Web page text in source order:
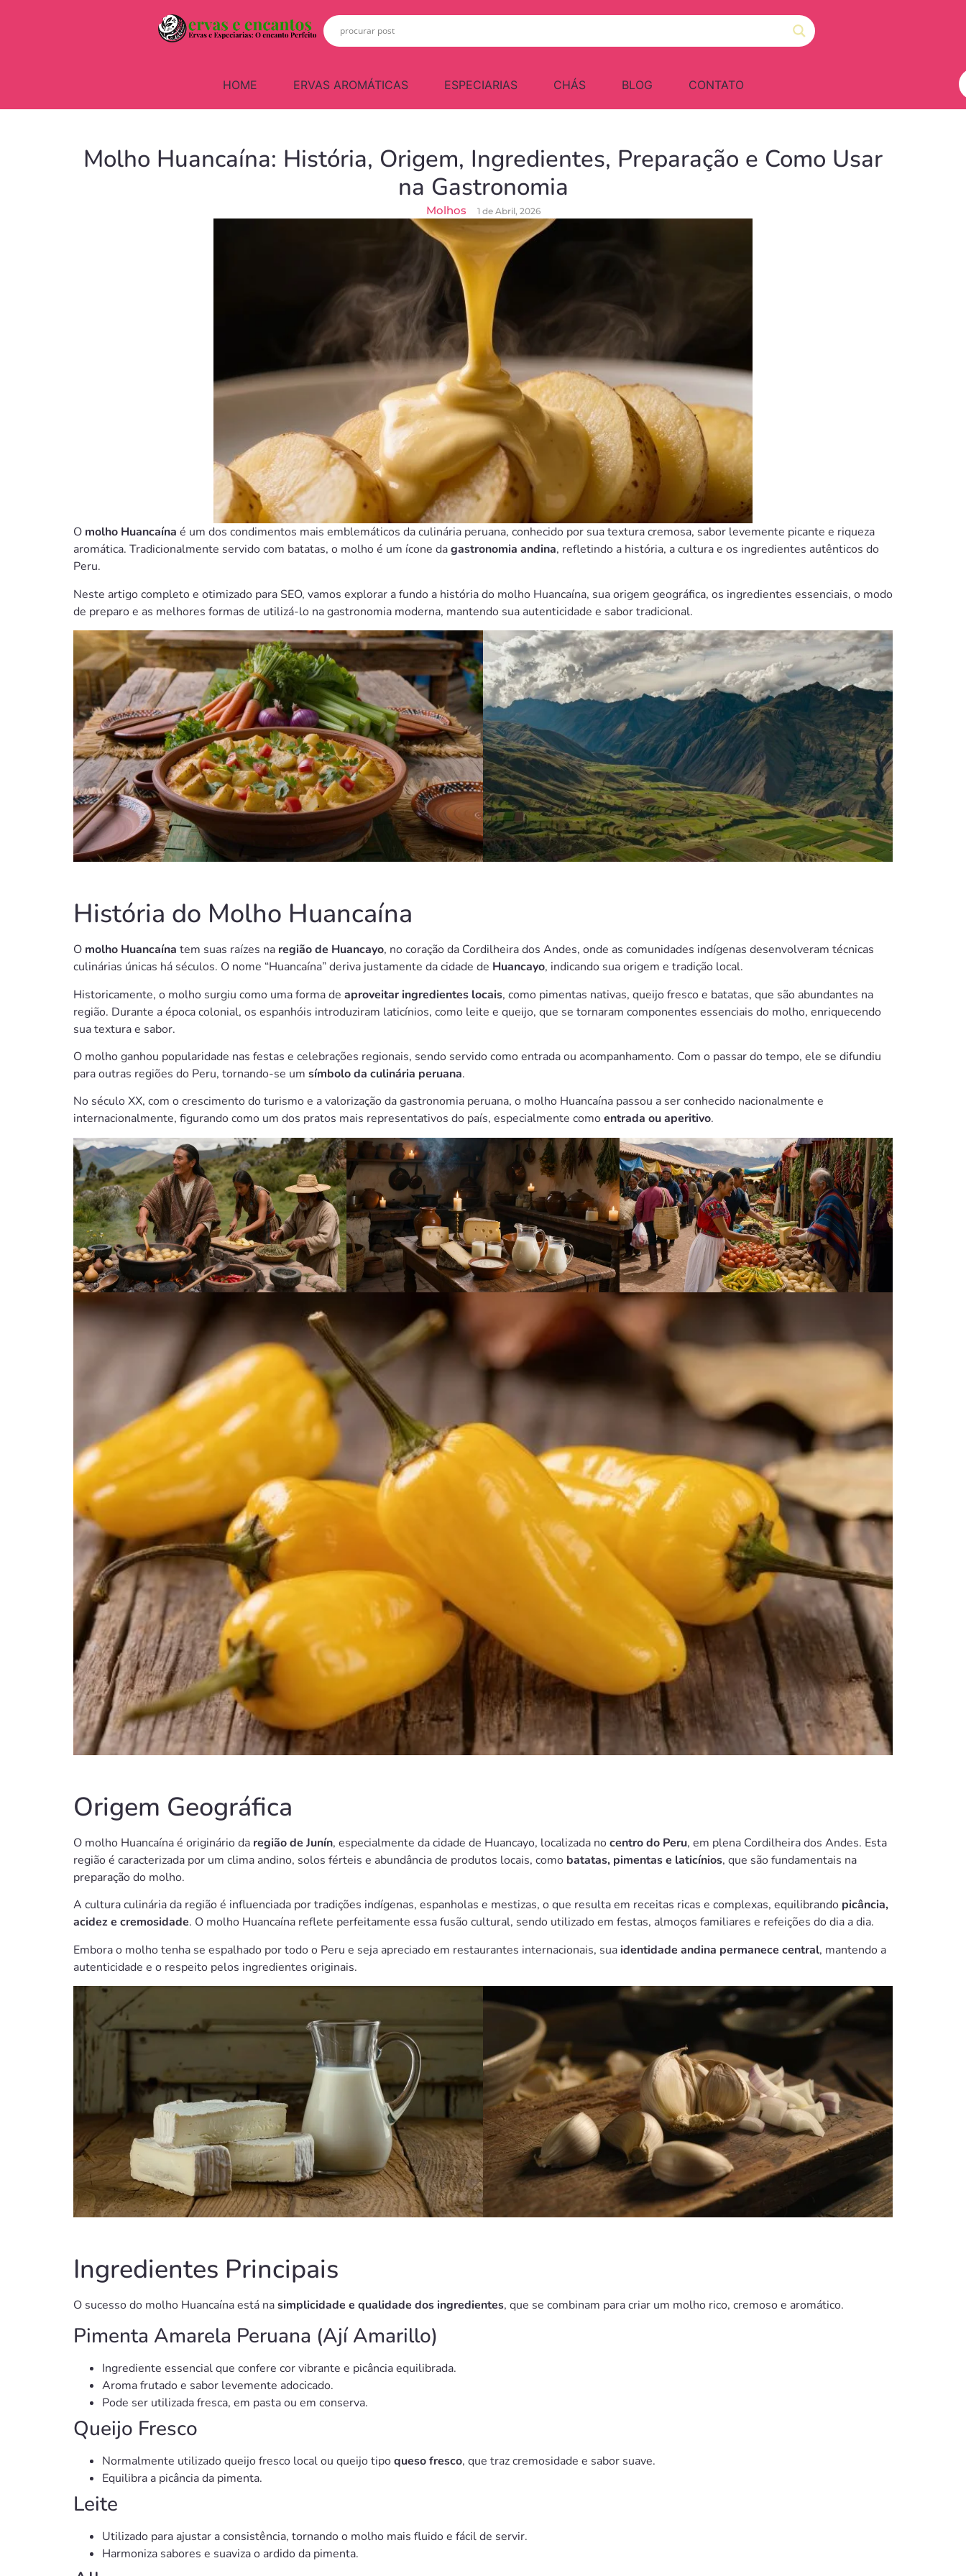
HOME ERVAS AROMÁTICAS ESPECIARIAS CHÁS BLOG CONTATO
Molho Huancaína: História, Origem, Ingredientes, Preparação e Como Usar
na Gastronomia
Molhos 1 de Abril, 2026
O molho Huancaína é um dos condimentos mais emblemáticos da culinária peruana, conhecido por sua textura cremosa, sabor levemente picante e riqueza
aromática. Tradicionalmente servido com batatas, o molho é um ícone dagastronomia andina, refletindo a história, a cultura e os ingredientes autênticos do
Peru.
Neste artigo completo e otimizado para SEO, vamos explorar a fundo a história do molho Huancaína, sua origem geográfica, os ingredientes essenciais, o modo
de preparo e as melhores formas de utilizá-lo na gastronomia moderna, mantendo sua autenticidade e sabor tradicional.
História do Molho Huancaína
O molho Huancaína tem suas raízes na região de Huancayo, no coração da Cordilheira dos Andes, onde as comunidades indígenas desenvolveram técnicas
culinárias únicas há séculos. O nome “Huancaína” deriva justamente da cidade de Huancayo, indicando sua origem e tradição local.
Historicamente, o molho surgiu como uma forma de aproveitar ingredientes locais, como pimentas nativas, queijo fresco e batatas, que são abundantes na
região. Durante a época colonial, os espanhóis introduziram laticínios, como leite e queijo, que se tornaram componentes essenciais do molho, enriquecendo
sua textura e sabor.
O molho ganhou popularidade nas festas e celebrações regionais, sendo servido como entrada ou acompanhamento. Com o passar do tempo, ele se difundiu
para outras regiões do Peru, tornando-se um símbolo da culinária peruana.
No século XX, com o crescimento do turismo e a valorização da gastronomia peruana, o molho Huancaína passou a ser conhecido nacionalmente e
internacionalmente, figurando como um dos pratos mais representativos do país, especialmente comoentrada ou aperitivo.
Origem Geográfica
O molho Huancaína é originário da região de Junín, especialmente da cidade de Huancayo, localizada nocentro do Peru, em plena Cordilheira dos Andes. Esta
região é caracterizada por um clima andino, solos férteis e abundância de produtos locais, como batatas, pimentas e laticínios, que são fundamentais na
preparação do molho.
A cultura culinária da região é influenciada por tradições indígenas, espanholas e mestizas, o que resulta em receitas ricas e complexas, equilibrando picância,
acidez e cremosidade. O molho Huancaína reflete perfeitamente essa fusão cultural, sendo utilizado em festas, almoços familiares e refeições do dia a dia.
Embora o molho tenha se espalhado por todo o Peru e seja apreciado em restaurantes internacionais, sua identidade andina permanece central, mantendo a
autenticidade e o respeito pelos ingredientes originais.
Ingredientes Principais
O sucesso do molho Huancaína está nasimplicidade e qualidade dos ingredientes, que se combinam para criar um molho rico, cremoso e aromático.
Pimenta Amarela Peruana (Ají Amarillo)
Ingrediente essencial que confere cor vibrante e picância equilibrada.
Aroma frutado e sabor levemente adocicado.
Pode ser utilizada fresca, em pasta ou em conserva.
Queijo Fresco
Normalmente utilizado queijo fresco local ou queijo tipoqueso fresco, que traz cremosidade e sabor suave.
Equilibra a picância da pimenta.
Leite
Utilizado para ajustar a consistência, tornando o molho mais fluido e fácil de servir.
Harmoniza sabores e suaviza o ardido da pimenta.